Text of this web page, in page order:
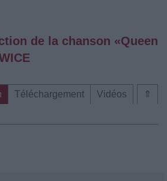
de la chanson «Queen
⇑
Téléchargement
Vidéos